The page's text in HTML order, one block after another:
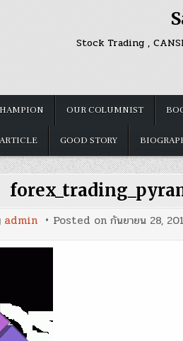
Stock Trading ,
OUR COLUMNIST
GOOD STORY
admin Posted on กันยายน 28,